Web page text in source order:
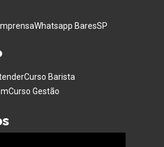
ImprensaWhatsapp BaresSP
Curso Barista
Curso Gestão